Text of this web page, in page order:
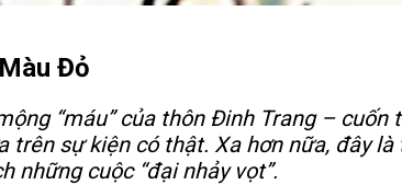
Đỏ
“máu” của thôn Đinh Trang –
trên sự kiện có thật. Xa hơn nữa, đây
những cuộc “đại nhảy vọt”.